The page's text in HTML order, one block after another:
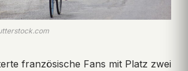
französische Fans mit Platz zwei